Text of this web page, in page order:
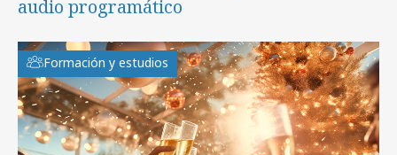
audio programático
Formación y estudios